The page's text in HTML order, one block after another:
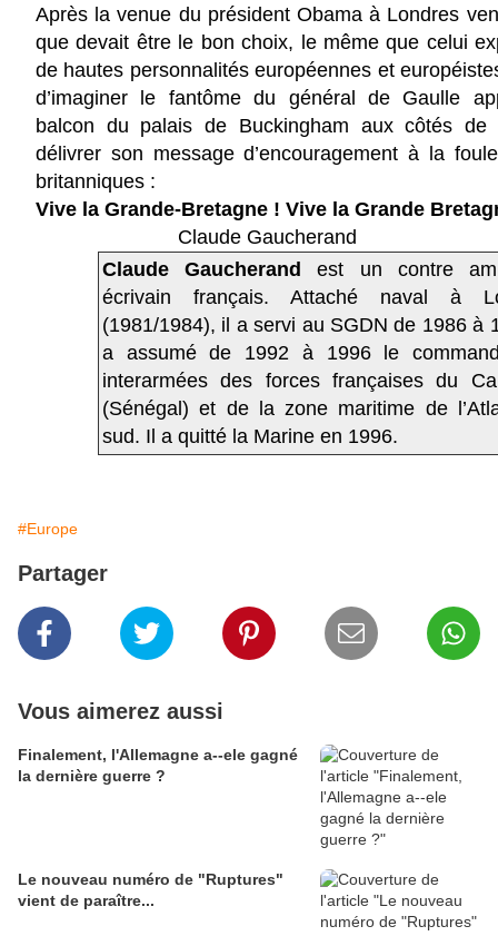
Après la venue du président Obama à Londres
que devait être le bon choix, le même que celui
de hautes personnalités européennes et
d’imaginer le fantôme du général de Gaulle
balcon du palais de Buckingham aux côtés
délivrer son message d’encouragement à la
britanniques :
Vive la Grande-Bretagne ! Vive la Grande
Claude Gaucherand
Claude Gaucherand
est un contre
écrivain français. Attaché naval à
(1981/1984), il a servi au SGDN de 1986 à
a assumé de 1992 à 1996 le
interarmées des forces françaises du
(Sénégal) et de la zone maritime de
sud. Il a quitté la Marine en 1996.
#Europe
Partager
Vous aimerez aussi
Finalement, l'Allemagne a--ele gagné
la dernière guerre ?
Le nouveau numéro de "Ruptures"
vient de paraître...